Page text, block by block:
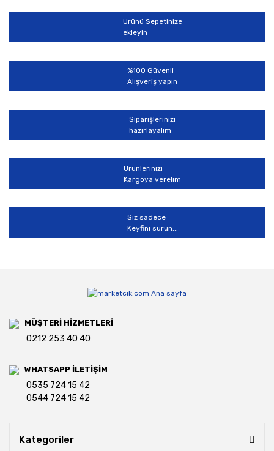
Ürün açıklamasında eksik bilgiler bulunuyor.
Ürün bilgilerinde hatalar bulunuyor.
Ürün fiyatı diğer sitelerden daha pahalı.
Bu ürüne benzer farklı alternatifler olmalı.
Gönder
Ürünü Sepetinize
ekleyin
%100 Güvenli
Alışveriş yapın
Siparişlerinizi
hazırlayalım
Ürünlerinizi
Kargoya verelim
Siz sadece
Keyfini sürün...
MÜŞTERİ HİZMETLERİ
0212 253 40 40
WHATSAPP İLETİŞİM
0535 724 15 42
0544 724 15 42
Kategoriler